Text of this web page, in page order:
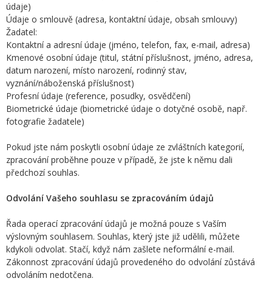
údaje)
Údaje o smlouvě (adresa, kontaktní údaje, obsah smlouvy)
Žadatel:
Kontaktní a adresní údaje (jméno, telefon, fax, e-mail, adresa)
Kmenové osobní údaje (titul, státní příslušnost, jméno, adresa,
datum narození, místo narození, rodinný stav,
vyznání/náboženská příslušnost)
Profesní údaje (reference, posudky, osvědčení)
Biometrické údaje (biometrické údaje o dotyčné osobě, např.
fotografie žadatele)
Pokud jste nám poskytli osobní údaje ze zvláštních kategorií,
zpracování proběhne pouze v případě, že jste k němu dali
předchozí souhlas.
Odvolání Vašeho souhlasu se zpracováním údajů
Řada operací zpracování údajů je možná pouze s Vaším
výslovným souhlasem. Souhlas, který jste již udělili, můžete
kdykoli odvolat. Stačí, když nám zašlete neformální e-mail.
Zákonnost zpracování údajů provedeného do odvolání zůstává
odvoláním nedotčena.